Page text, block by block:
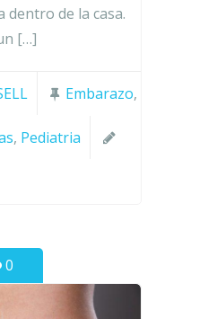
dentro de la casa.
[…]
Embarazo,
, Pediatria
0